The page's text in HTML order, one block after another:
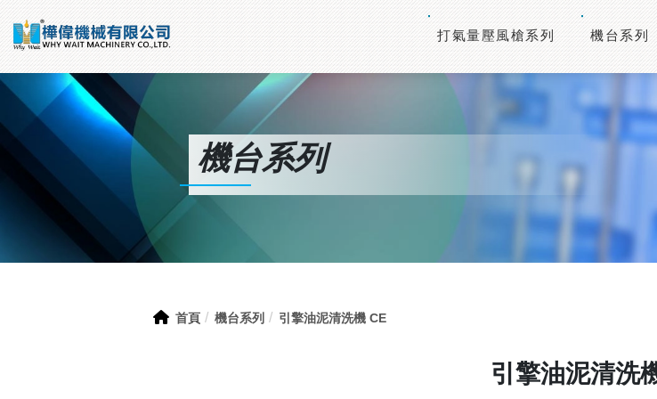
打氣量壓風槍系列 機台系列
機台系列
首頁 機台系列 引擎油泥清洗機 CE
引擎油泥清洗